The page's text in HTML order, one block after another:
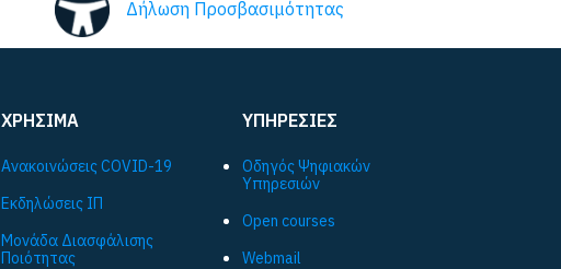
Δήλωση Προσβασιμότητας
ΧΡΗΣΙΜΑ
Ανακοινώσεις COVID-19
Εκδηλώσεις ΙΠ
Μονάδα Διασφάλισης
Ποιότητας
ΥΠΗΡΕΣΙΕΣ
Οδηγός Ψηφιακών
Υπηρεσιών
Open courses
Webmail